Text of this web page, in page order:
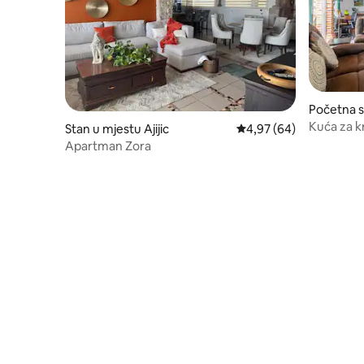
Stan u mjestu Ajijic prosječna ocjena 4,97
4,97 (64)
Apartman Zora
Početna
jic
Kuća za